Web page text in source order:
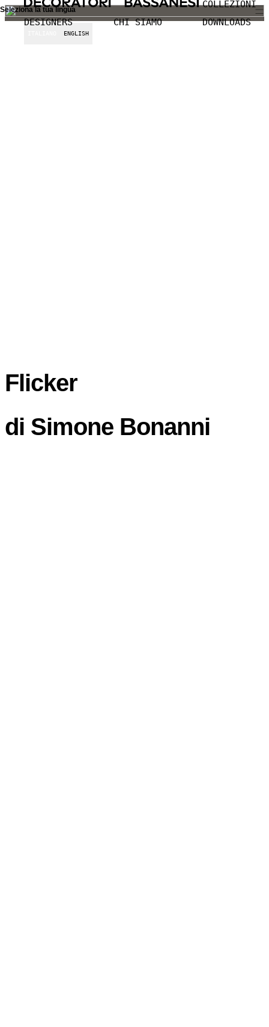
Seleziona la tua lingua
ENGLISH
COLLEZIONI
DESIGNERS
CHI SIAMO DOWNLOADS
Flicker
di Simone Bonanni